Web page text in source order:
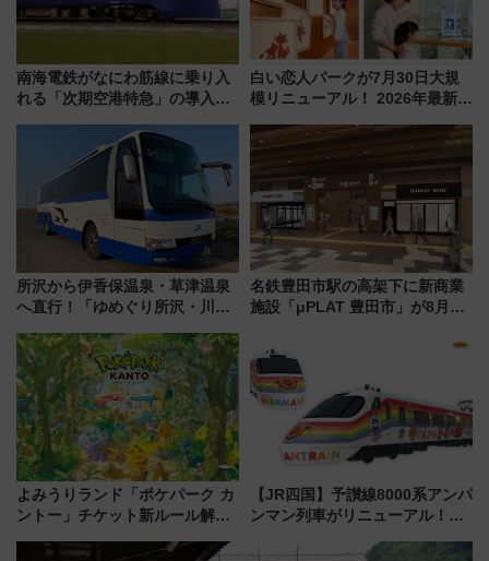
南海電鉄がなにわ筋線に乗り入
れる「次期空港特急」の導入を
日本初の鉄道デザイン
白い恋人パークが7月30日大規
模リニューアル！ 2026年最新の
と料金・アクセスを徹底解説
（札幌市）
所沢から伊香保温泉・草津温泉
へ直行！「ゆめぐり所沢・川越
軽に 運行ダイヤ・運賃を解説
名鉄豊田市駅の高架下に新商業
施設「μPLAT 豊田市」が8月26
たな玄関口へ
よみうりランド「ポケパーク カ
ントー」チケット新ルール解
本人確認が11月スタート
【JR四国】予讃線8000系アンパ
ンマン列車がリニューアル！内
今年12月